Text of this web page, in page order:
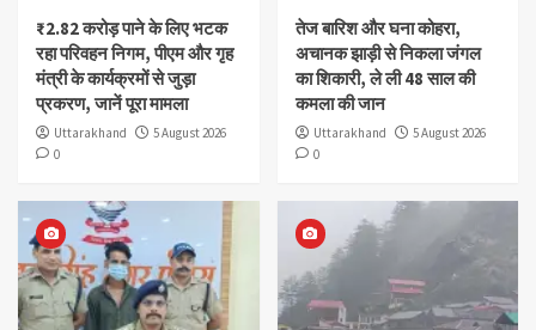
₹2.82 करोड़ पाने के लिए भटक
रहा परिवहन निगम, पीएम और गृह
मंत्री के कार्यक्रमों से जुड़ा
प्रकरण, जानें पूरा मामला
Uttarakhand
5 August 2026
0
तेज बारिश और घना कोहरा,
अचानक झाड़ी से निकला जंगल
का शिकारी, ले ली 48 साल की
कमला की जान
Uttarakhand
5 August 2026
0